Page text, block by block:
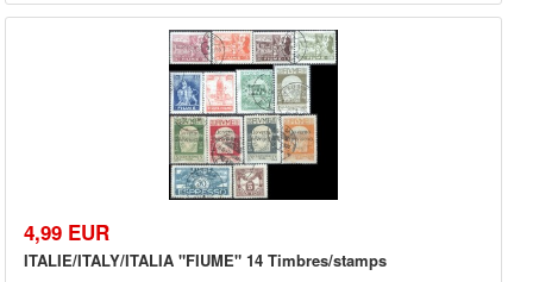
4,99 EUR
ITALIE/ITALY/ITALIA "FIUME" 14 Timbres/stamps